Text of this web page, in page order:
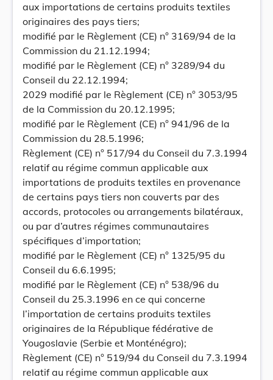
aux importations de certains produits textiles
originaires des pays tiers;
modifié par le Règlement (CE) n° 3169/94 de la
Commission du 21.12.1994;
modifié par le Règlement (CE) n° 3289/94 du
Conseil du 22.12.1994;
2029 modifié par le Règlement (CE) n° 3053/95
de la Commission du 20.12.1995;
modifié par le Règlement (CE) n° 941/96 de la
Commission du 28.5.1996;
Règlement (CE) n° 517/94 du Conseil du 7.3.1994
relatif au régime commun applicable aux
importations de produits textiles en provenance
de certains pays tiers non couverts par des
accords, protocoles ou arrangements bilatéraux,
ou par d’autres régimes communautaires
spécifiques d’importation;
modifié par le Règlement (CE) n° 1325/95 du
Conseil du 6.6.1995;
modifié par le Règlement (CE) n° 538/96 du
Conseil du 25.3.1996 en ce qui concerne
l’importation de certains produits textiles
originaires de la République fédérative de
Yougoslavie (Serbie et Monténégro);
Règlement (CE) n° 519/94 du Conseil du 7.3.1994
relatif au régime commun applicable aux